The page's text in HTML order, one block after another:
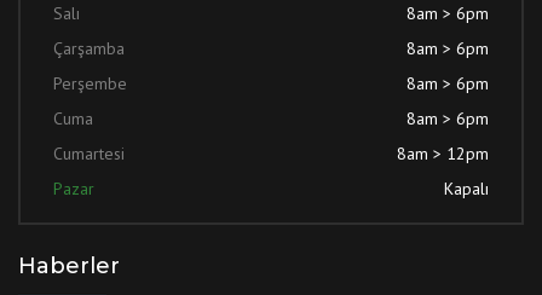
Salı
8am > 6pm
Çarşamba
8am > 6pm
Perşembe
8am > 6pm
Cuma
8am > 6pm
Cumartesi
8am > 12pm
Pazar
Kapalı
Haberler